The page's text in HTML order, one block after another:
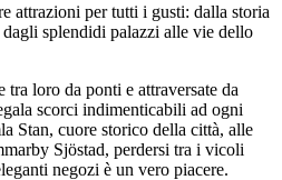
attrazioni per tutti i gusti: dalla storia
splendidi palazzi alle vie dello
loro da ponti e attraversate da
scorci indimenticabili ad ogni
Stan, cuore storico della città, alle
Sjöstad, perdersi tra i vicoli
negozi è un vero piacere.